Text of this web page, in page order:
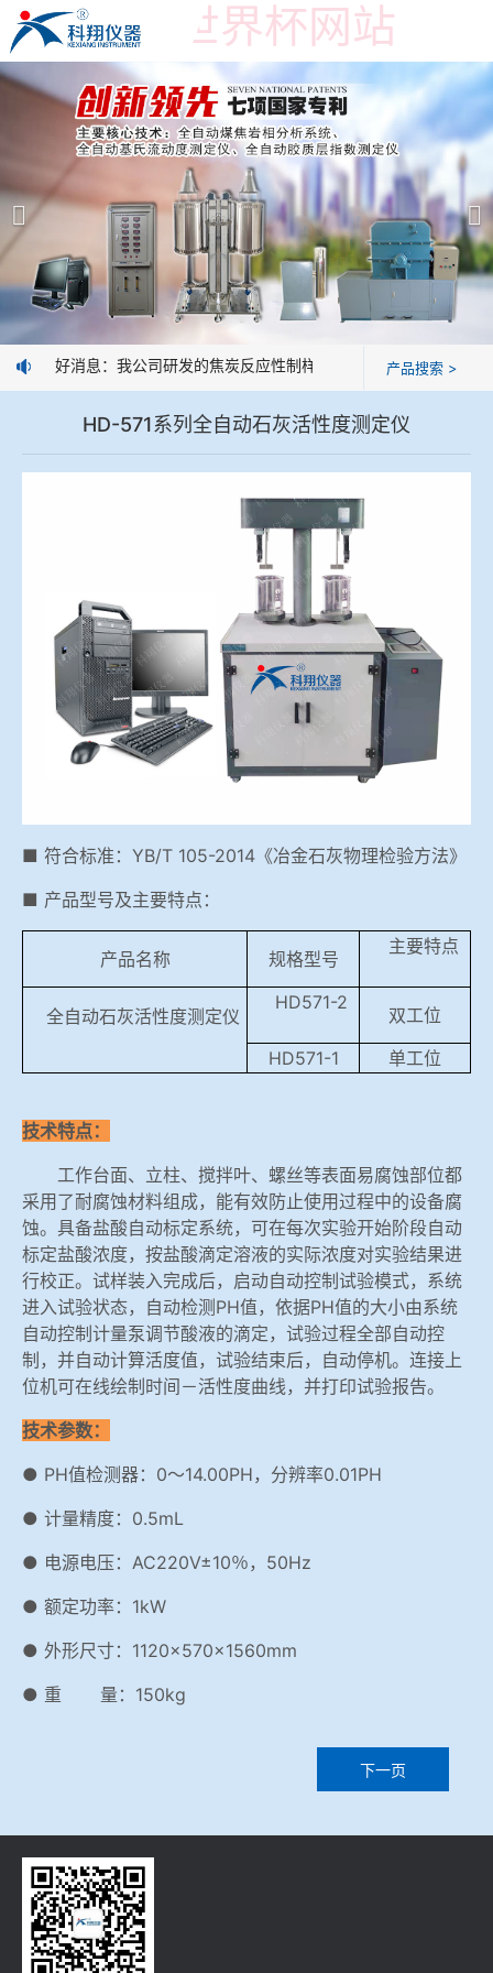
在线购买世界杯网站
在线购买世界杯网站
产品展示 ＞
焦炭高温性能检测系统
焦化行业检测及优化配煤设备
球团矿/烧结矿/块矿高温冶金性能检测系统
烧结/球团优化配矿研究设备
高炉配吹煤检测设备
冶金渣、保护渣等高温物性检测设备
矿石、焦炭物理检测及制样设备
工业分析、测硫仪等
公司简介
在线购买世界杯网站
企业业绩
技术交流
标准下载
好消息：我公司研发的焦炭反应性制样系统，全部制样过程机
产品搜索 >
HD-571系列全自动石灰活性度测定仪
■ 符合标准：YB/T 105-2014《冶金石灰物理检验方法》
■ 产品型号及主要特点：
产品名称 规格型号
主要特点
全自动石灰活性度测定仪
HD571-2
双工位
HD571-1
单工位
技术特点：
工作台面、立柱、搅拌叶、螺丝等表面易腐蚀部位都
采用了耐腐蚀材料组成，能有效防止使用过程中的设备腐
蚀。具备盐酸自动标定系统，可在每次实验开始阶段自动
标定盐酸浓度，按盐酸滴定溶液的实际浓度对实验结果进
行校正。试样装入完成后，启动自动控制试验模式，系统
进入试验状态，自动检测PH值，依据PH值的大小由系统
自动控制计量泵调节酸液的滴定，试验过程全部自动控
制，并自动计算活度值，试验结束后，自动停机。连接上
位机可在线绘制时间－活性度曲线，并打印试验报告。
技术参数：
● PH值检测器：0～14.00PH，分辨率0.01PH
● 计量精度：0.5mL
● 电源电压：AC220V±10％，50Hz
● 额定功率：1kW
● 外形尺寸：1120×570×1560mm
● 重 量：150kg
下一页